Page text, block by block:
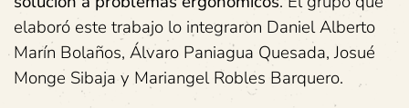
elaboró este trabajo lo integraron Daniel Alberto
Marín Bolaños, Álvaro Paniagua Quesada, Josué
Monge Sibaja y Mariangel Robles Barquero.